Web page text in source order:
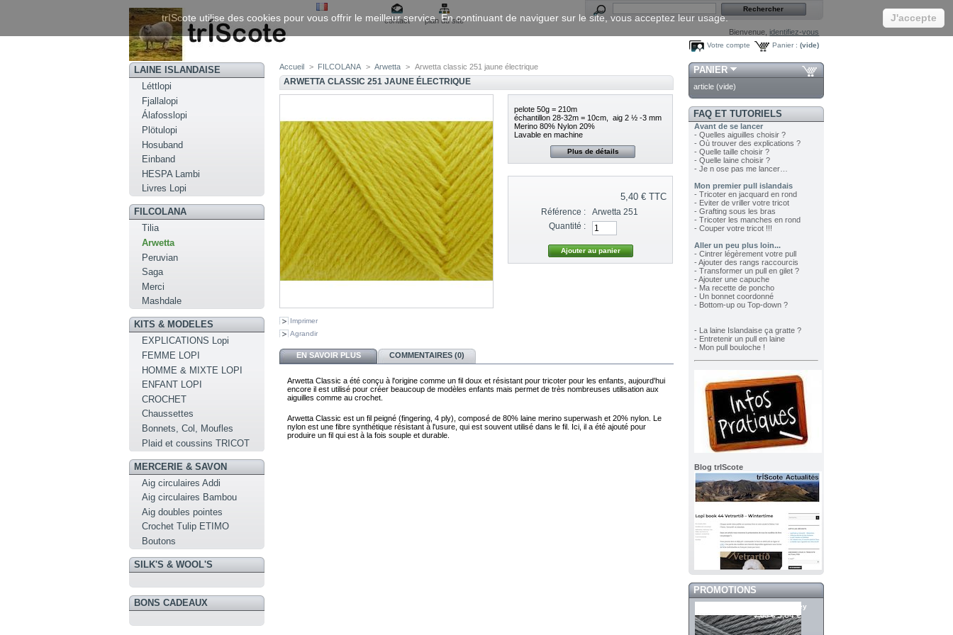
contact
plan du site
Bienvenue, identifiez-vous
Panier : (vide)
Votre compte
LAINE ISLANDAISE
Léttlopi
Fjallalopi
Álafosslopi
Plötulopi
Hosuband
Einband
HESPA Lambi
Livres Lopi
FILCOLANA
Tilia
Arwetta
Peruvian
Saga
Merci
Mashdale
KITS & MODELES
EXPLICATIONS Lopi
FEMME LOPI
HOMME & MIXTE LOPI
ENFANT LOPI
CROCHET
Chaussettes
Bonnets, Col, Moufles
Plaid et coussins TRICOT
MERCERIE & SAVON
Aig circulaires Addi
Aig circulaires Bambou
Aig doubles pointes
Crochet Tulip ETIMO
Boutons
SILK'S & WOOL'S
BONS CADEAUX
Accueil > FILCOLANA > Arwetta > Arwetta classic 251 jaune électrique
ARWETTA CLASSIC 251 JAUNE ÉLECTRIQUE
Imprimer
Agrandir
pelote 50g = 210m
échantillon 28-32m = 10cm, aig 2 ½ -3 mm
Merino 80% Nylon 20%
Lavable en machine
Plus de détails
5,40 €TTC
Référence :
Arwetta 251
Quantité :
EN SAVOIR PLUS COMMENTAIRES (0)
Arwetta Classic a été conçu à l'origine comme un fil doux et résistant pour tricoter pour les enfants, aujourd'hui
encore il est utilisé pour créer beaucoup de modèles enfants mais permet de très nombreuses utilisation aux
aiguilles comme au crochet.
Arwetta Classic est un fil peigné (fingering, 4 ply), composé de 80% laine merino superwash et 20% nylon. Le
nylon est une fibre synthétique résistant à l'usure, qui est souvent utilisé dans le fil. Ici, il a été ajouté pour
produire un fil qui est à la fois souple et durable.
PANIER
article (vide)
FAQ ET TUTORIELS
Avant de se lancer
- Quelles aiguilles choisir ?
- Où trouver des explications ?
- Quelle taille choisir ?
- Quelle laine choisir ?
- Je n ose pas me lancer…
Mon premier pull islandais
- Tricoter en jacquard en rond
- Eviter de vriller votre tricot
- Grafting sous les bras
- Tricoter les manches en rond
- Couper votre tricot !!!
Aller un peu plus loin...
- Cintrer légèrement votre pull
- Ajouter des rangs raccourcis
- Transformer un pull en gilet ?
- Ajouter une capuche
- Ma recette de poncho
- Un bonnet coordonné
- Bottom-up ou Top-down ?
- La laine Islandaise ça gratte ?
- Entretenir un pull en laine
- Mon pull bouloche !
Blog trIScote
PROMOTIONS
Merci 958 Grey
7,05 € 5,64 €
trIScote utilise des cookies pour vous offrir le meilleur service. En continuant de naviguer sur le site, vous acceptez leur usage. J'accepte